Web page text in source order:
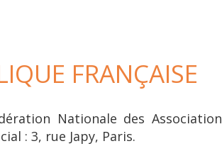
FRANÇAISE
Nationale des
: 3, rue Japy, Paris.